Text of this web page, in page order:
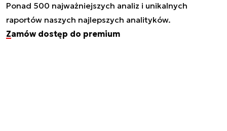
Ponad 500 najważniejszych analiz i unikalnych
raportów naszych najlepszych analityków.
Zamów dostęp do premium